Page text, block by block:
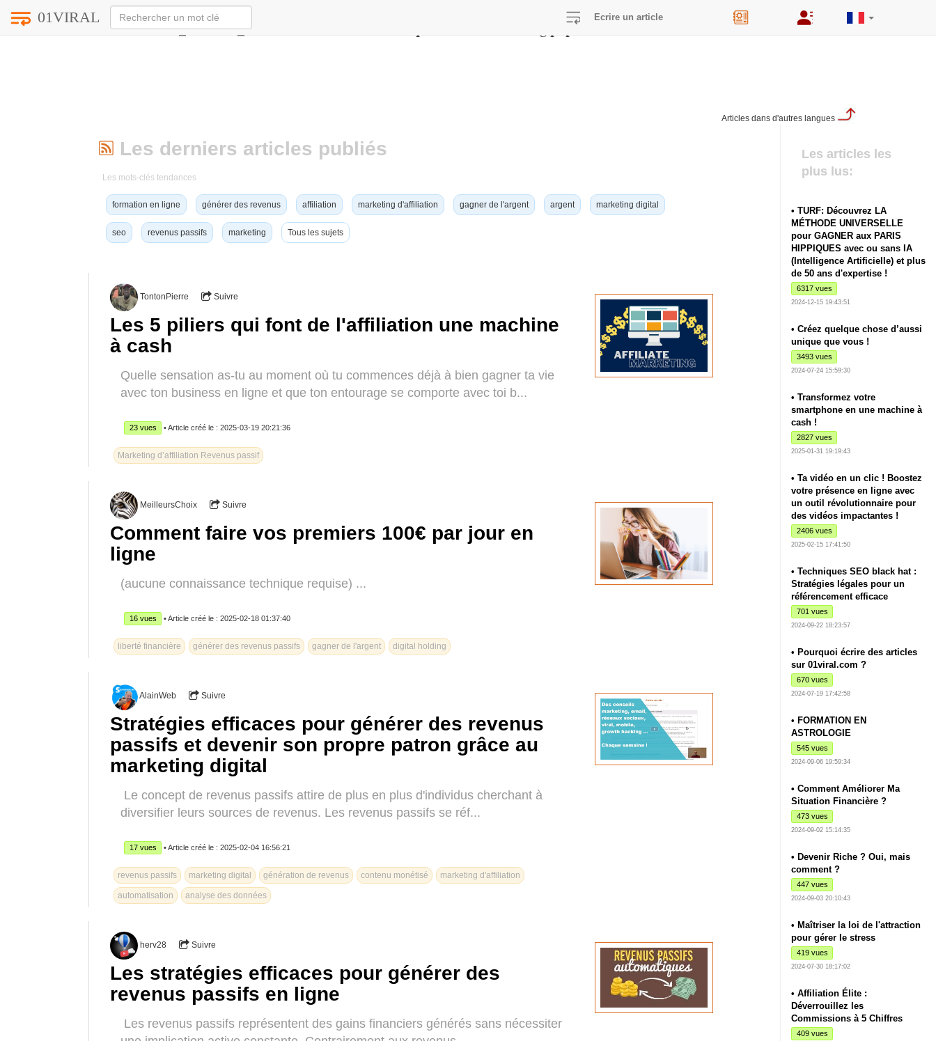
Notice : Undefined index: HTTP_ACCEPT_LANGUAGE in /home/viralcq/www/lib/switch-lang.phpon line
01VIRAL Ecrire un article
Articles dans d'autres langues
Les derniers articles publiés
Les mots-clés tendances
formation en ligne générer des revenus affiliation marketing d'affiliation gagner de l'argent argent marketing digital
seo revenus passifs marketing Tous les sujets
TontonPierre Suivre
Les 5 piliers qui font de l'affiliation une machine
à cash
Quelle sensation as-tu au moment où tu commences déjà à bien gagner ta vie
avec ton business en ligne et que ton entourage se comporte avec toi b...
23 vues • Article créé le : 2025-03-19 20:21:36
Marketing d’affiliation Revenus passif
MeilleursChoix Suivre
Comment faire vos premiers 100€ par jour en
ligne
(aucune connaissance technique requise) ...
16 vues • Article créé le : 2025-02-18 01:37:40
liberté financière générer des revenus passifs gagner de l'argent digital holding
AlainWeb Suivre
Stratégies efficaces pour générer des revenus
passifs et devenir son propre patron grâce au
marketing digital
Le concept de revenus passifs attire de plus en plus d'individus cherchant à
diversifier leurs sources de revenus. Les revenus passifs se réf...
17 vues • Article créé le : 2025-02-04 16:56:21
revenus passifs marketing digital génération de revenus contenu monétisé marketing d'affiliation
automatisation analyse des données
herv28 Suivre
Les stratégies efficaces pour générer des
revenus passifs en ligne
Les revenus passifs représentent des gains financiers générés sans nécessiter
Les articles les
plus lus:
• TURF: Découvrez LA
MÉTHODE UNIVERSELLE
pour GAGNER aux PARIS
HIPPIQUES avec ou sans IA
(Intelligence Artificielle) et plus
de 50 ans d'expertise !
6317 vues
2024-12-15 19:43:51
• Créez quelque chose d’aussi
unique que vous !
3493 vues
2024-07-24 15:59:30
• Transformez votre
smartphone en une machine à
cash !
2827 vues
2025-01-31 19:19:43
• Ta vidéo en un clic ! Boostez
votre présence en ligne avec
un outil révolutionnaire pour
des vidéos impactantes !
2406 vues
2025-02-15 17:41:50
• Techniques SEO black hat :
Stratégies légales pour un
référencement efficace
701 vues
2024-09-22 18:23:57
• Pourquoi écrire des articles
sur 01viral.com ?
670 vues
2024-07-19 17:42:58
• FORMATION EN
ASTROLOGIE
545 vues
2024-09-06 19:59:34
• Comment Améliorer Ma
Situation Financière ?
473 vues
2024-09-02 15:14:35
• Devenir Riche ? Oui, mais
comment ?
447 vues
2024-09-03 20:10:43
• Maîtriser la loi de l'attraction
pour gérer le stress
419 vues
2024-07-30 18:17:02
• Affiliation Élite :
Déverrouillez les
Commissions à 5 Chiffres
409 vues